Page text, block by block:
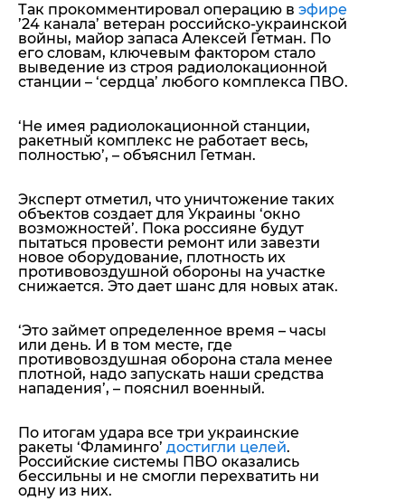
Так прокомментировал операцию в эфире
’24 канала’ ветеран российско-украинской
войны, майор запаса Алексей Гетман. По
его словам, ключевым фактором стало
выведение из строя радиолокационной
станции – ‘сердца’ любого комплекса ПВО.
‘Не имея радиолокационной станции,
ракетный комплекс не работает весь,
полностью’, – объяснил Гетман.
Эксперт отметил, что уничтожение таких
объектов создает для Украины ‘окно
возможностей’. Пока россияне будут
пытаться провести ремонт или завезти
новое оборудование, плотность их
противовоздушной обороны на участке
снижается. Это дает шанс для новых атак.
‘Это займет определенное время – часы
или день. И в том месте, где
противовоздушная оборона стала менее
плотной, надо запускать наши средства
нападения’, – пояснил военный.
По итогам удара все три украинские
ракеты ‘Фламинго’ достигли целей.
Российские системы ПВО оказались
бессильны и не смогли перехватить ни
одну из них.